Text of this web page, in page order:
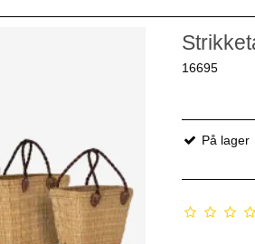
16695
På lager